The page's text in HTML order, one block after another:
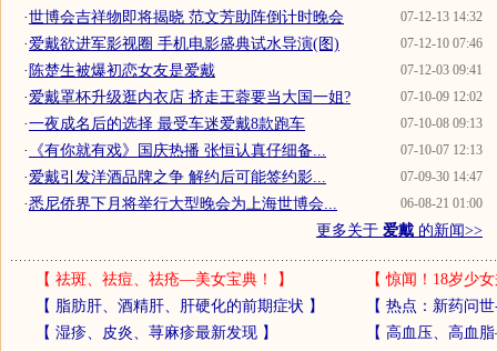
07-12-13 14:32
·世博会吉祥物即将揭晓 范文芳助阵倒计时晚会
07-12-10 07:46
·爱戴欲进军影视圈 手机电影盛典试水导演(图)
07-12-03 09:41
· 陈楚生被爆初恋女友是爱戴
07-10-09 12:02
·爱戴罩杯升级逛内衣店 挤走王蓉要当大国一姐?
07-10-08 09:13
·一夜成名后的选择 最受车迷爱戴8款跑车
07-10-07 12:13
· 《有你就有戏》国庆热播 张恒认真仔细备...
07-09-30 14:47
·爱戴引发洋酒品牌之争 解约后可能签约影...
06-08-21 01:00
·悉尼侨界下月将举行大型晚会为上海世博会...
更多关于 爱戴 的新闻>>
【 祛斑、祛痘、祛疮—美女宝典！ 】 【惊闻！18岁少
【 脂肪肝、酒精肝、肝硬化的前期症状 】 【 热点：新药问
【 湿疹、皮炎、荨麻疹最新发现】 【 高血压、高血